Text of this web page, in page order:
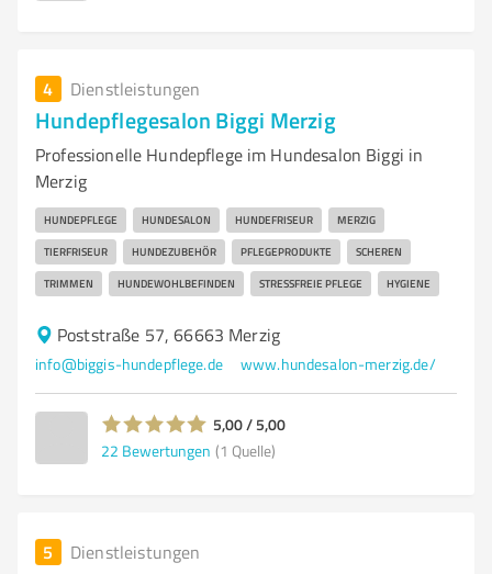
4 Dienstleistungen
Hundepflegesalon Biggi Merzig
Professionelle Hundepflege im Hundesalon Biggi in
Merzig
HUNDEPFLEGE HUNDESALON HUNDEFRISEUR MERZIG
TIERFRISEUR HUNDEZUBEHÖR PFLEGEPRODUKTE SCHEREN
TRIMMEN HUNDEWOHLBEFINDEN STRESSFREIE PFLEGE HYGIENE
Poststraße 57, 66663 Merzig
info@biggis-hundepflege.de www.hundesalon-merzig.de/
5,00 / 5,00
22 Bewertungen (1 Quelle)
5 Dienstleistungen